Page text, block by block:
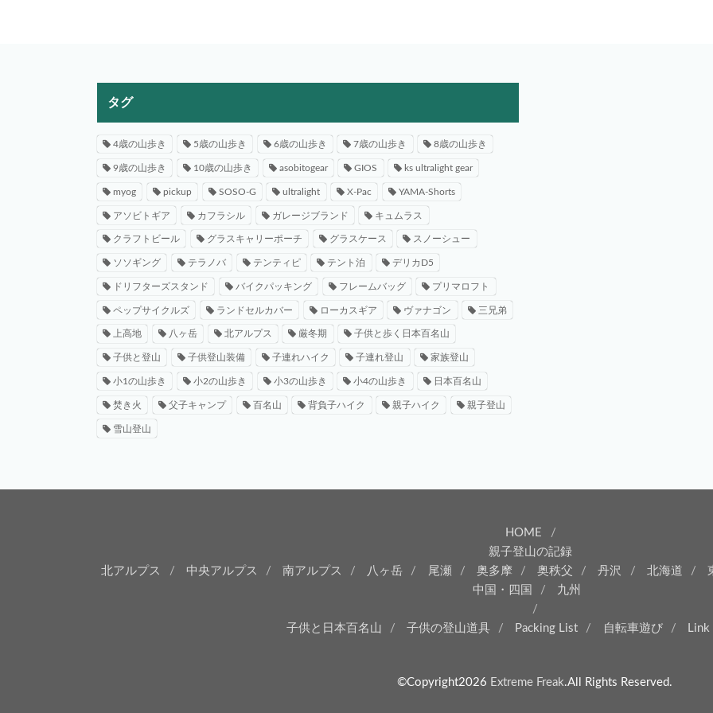
タグ
4歳の山歩き 5歳の山歩き 6歳の山歩き 7歳の山歩き 8歳の山歩き
9歳の山歩き 10歳の山歩き asobitogear GIOS ks ultralight gear
myog pickup SOSO-G ultralight X-Pac YAMA-Shorts
アソビトギア カフラシル ガレージブランド キュムラス
クラフトビール グラスキャリーポーチ グラスケース スノーシュー
ソソギング テラノバ テンティピ テント泊 デリカD5
ドリフターズスタンド バイクパッキング フレームバッグ プリマロフト
ペップサイクルズ ランドセルカバー ローカスギア ヴァナゴン 三兄弟
上高地 八ヶ岳 北アルプス 厳冬期 子供と歩く日本百名山
子供と登山 子供登山装備 子連れハイク 子連れ登山 家族登山
小1の山歩き 小2の山歩き 小3の山歩き 小4の山歩き 日本百名山
焚き火 父子キャンプ 百名山 背負子ハイク 親子ハイク 親子登山
雪山登山
HOME
親子登山の記録
北アルプス
中央アルプス 南アルプス 八ヶ岳 尾瀬 奥多摩 奥秩父 丹沢 北海道
中国・四国
九州
子供と日本百名山 子供の登山道具 Packing List 自転車遊び Link
©Copyright2026 Extreme Freak.All Rights Reserved.